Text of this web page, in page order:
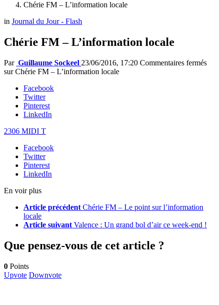
Chérie FM – L’information locale
in Journal du Jour - Flash
Chérie FM – L’information locale
Par Guillaume Sockeel 23/06/2016, 17:20 Commentaires fermés
sur Chérie FM – L’information locale
Facebook
Twitter
Pinterest
LinkedIn
2306 MIDI T
Facebook
Twitter
Pinterest
LinkedIn
En voir plus
Article précédent Chérie FM – Le point sur l’information
locale
Article suivant Valence : Un grand bol d’air ce week-end !
Que pensez-vous de cet article ?
0 Points
Upvote Downvote